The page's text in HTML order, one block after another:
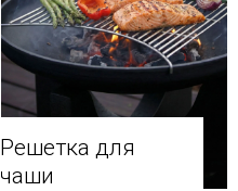
Решетка для
чаши